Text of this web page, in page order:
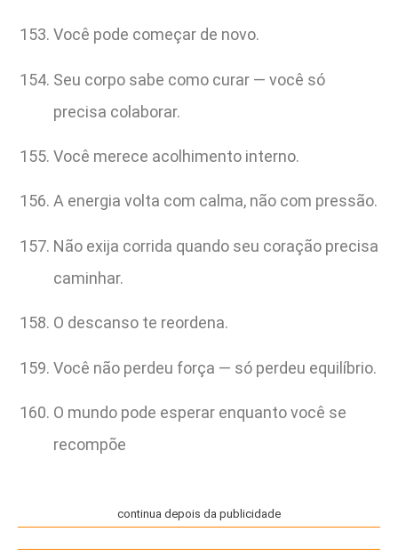
Você pode começar de novo.
Seu corpo sabe como curar — você só
precisa colaborar.
Você merece acolhimento interno.
A energia volta com calma, não com pressão.
Não exija corrida quando seu coração precisa
caminhar.
O descanso te reordena.
Você não perdeu força — só perdeu equilíbrio.
O mundo pode esperar enquanto você se
recompõe
continua depois da publicidade